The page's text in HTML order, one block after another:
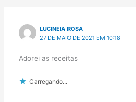
LUCINEIA ROSA
27 DE MAIO DE 2021 EM 10:18
Adorei as receitas
Carregando...